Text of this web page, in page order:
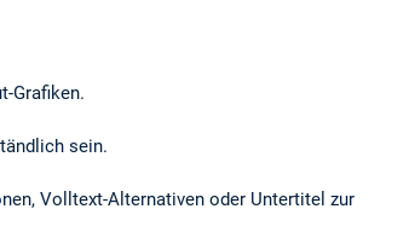
Grafiken.
sein.
Volltext-Alternativen oder Untertitel zur